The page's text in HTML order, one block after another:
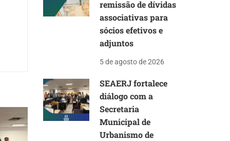
remissão de dívidas
associativas para
sócios efetivos e
adjuntos
5 de agosto de 2026
SEAERJ fortalece
diálogo com a
Secretaria
Municipal de
Urbanismo de